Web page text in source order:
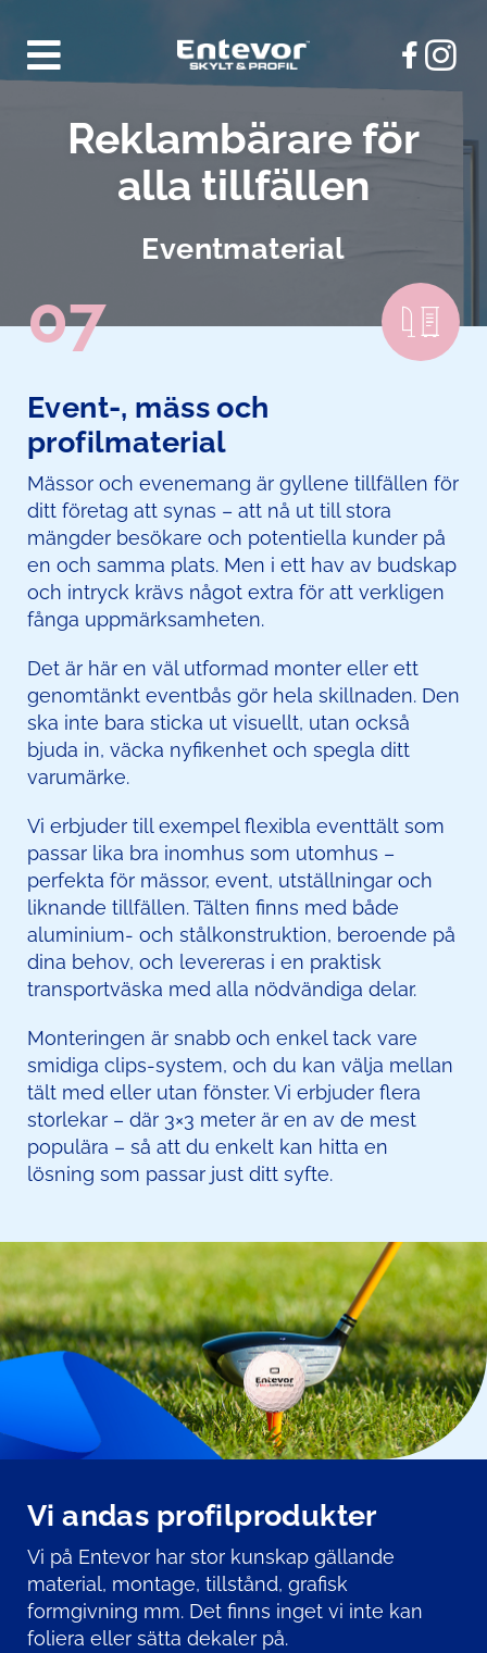
innehållet
Reklambärare för
alla tillfällen
Eventmaterial
07
Event-, mäss och
profilmaterial
Mässor och evenemang är gyllene tillfällen för
ditt företag att synas – att nå ut till stora
mängder besökare och potentiella kunder på
en och samma plats. Men i ett hav av budskap
och intryck krävs något extra för att verkligen
fånga uppmärksamheten.
Det är här en väl utformad monter eller ett
genomtänkt eventbås gör hela skillnaden. Den
ska inte bara sticka ut visuellt, utan också
bjuda in, väcka nyfikenhet och spegla ditt
varumärke.
Vi erbjuder till exempel flexibla eventtält som
passar lika bra inomhus som utomhus –
perfekta för mässor, event, utställningar och
liknande tillfällen. Tälten finns med både
aluminium- och stålkonstruktion, beroende på
dina behov, och levereras i en praktisk
transportväska med alla nödvändiga delar.
Monteringen är snabb och enkel tack vare
smidiga clips-system, och du kan välja mellan
tält med eller utan fönster. Vi erbjuder flera
storlekar – där 3×3 meter är en av de mest
populära – så att du enkelt kan hitta en
lösning som passar just ditt syfte.
Vi andas profilprodukter
Vi på Entevor har stor kunskap gällande
material, montage, tillstånd, grafisk
formgivning mm. Det finns inget vi inte kan
foliera eller sätta dekaler på.